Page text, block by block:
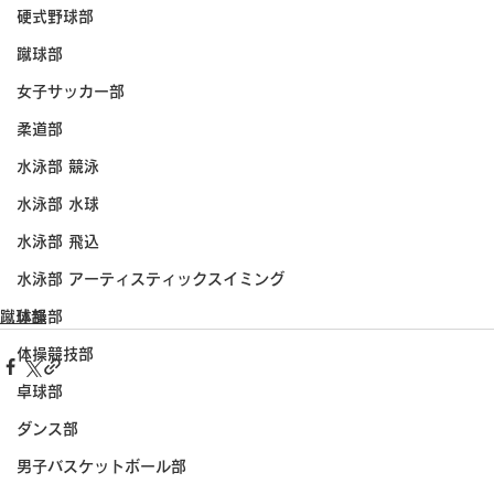
硬式野球部
蹴球部
女子サッカー部
柔道部
水泳部 競泳
水泳部 水球
水泳部 飛込
水泳部 アーティスティックスイミング
体操部
体操競技部
卓球部
ダンス部
男子バスケットボール部
蹴球部